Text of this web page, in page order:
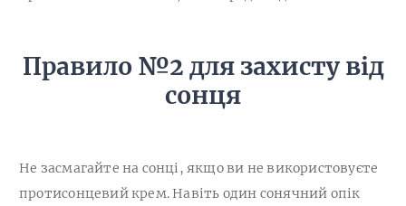
Правило №2 для захисту від
сонця
Не засмагайте на сонці, якщо ви не використовуєте
протисонцевий крем. Навіть один сонячний опік